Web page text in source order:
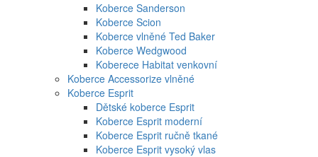
Koberce Sanderson
Koberce Scion
Koberce vlněné Ted Baker
Koberce Wedgwood
Koberece Habitat venkovní
Koberce Accessorize vlněné
Koberce Esprit
Dětské koberce Esprit
Koberce Esprit moderní
Koberce Esprit ručně tkané
Koberce Esprit vysoký vlas